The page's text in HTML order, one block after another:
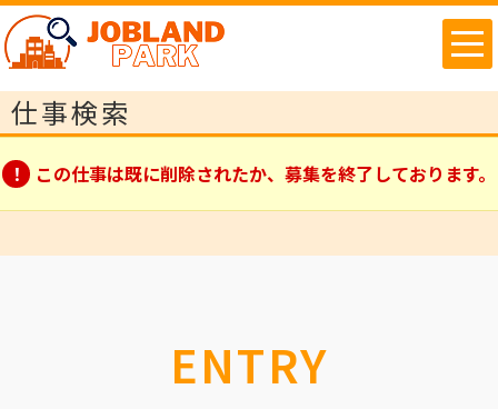
仕事検索
この仕事は既に削除されたか、募集を終了しております。
ENTRY